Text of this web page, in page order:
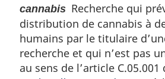
cannabis Recherche qui
distribution de cannabis à
humains par le titulaire
recherche et qui n’est pas
au sens de l’article C.05.001